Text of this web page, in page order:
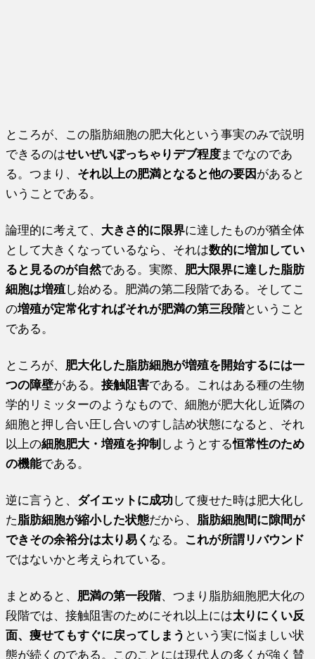
ところが、この脂肪細胞の肥大化という事実のみで説明
できるのはせいぜいぽっちゃりデブ程度までなのであ
る。つまり、 それ以上の肥満となると他の要因 があると
いうことである。
論理的に考えて、 大きさ的に限界に達したものが猶全体
として大きくなっているなら、それは数的に増加してい
ると見るのが自然である。実際、 肥大限界に達した脂肪
細胞は増殖し始める。肥満の第二段階である。そしてこ
の増殖が定常化すればそれが肥満の第三段階ということ
である。
ところが、 肥大化した脂肪細胞が増殖を開始するには一
つの障壁がある。接触阻害である。これはある種の生物
学的リミッターのようなもので、細胞が肥大化し近隣の
細胞と押し合い圧し合いのすし詰め状態になると、それ
以上の細胞肥大・増殖を抑制 しようとする恒常性のため
の機能である。
逆に言うと、 ダイエットに成功して痩せた時は肥大化し
た脂肪細胞が縮小した状態だから、 脂肪細胞間に隙間が
できその余裕分は太り易く なる。 これが所謂リバウンド
ではないかと考えられている。
まとめると、 肥満の第一段階、つまり脂肪細胞肥大化の
段階では、接触阻害のためにそれ以上には太りにくい反
面、痩せてもすぐに戻ってしまう という実に悩ましい状
態が続くのである。このことには現代人の多くが強く賛